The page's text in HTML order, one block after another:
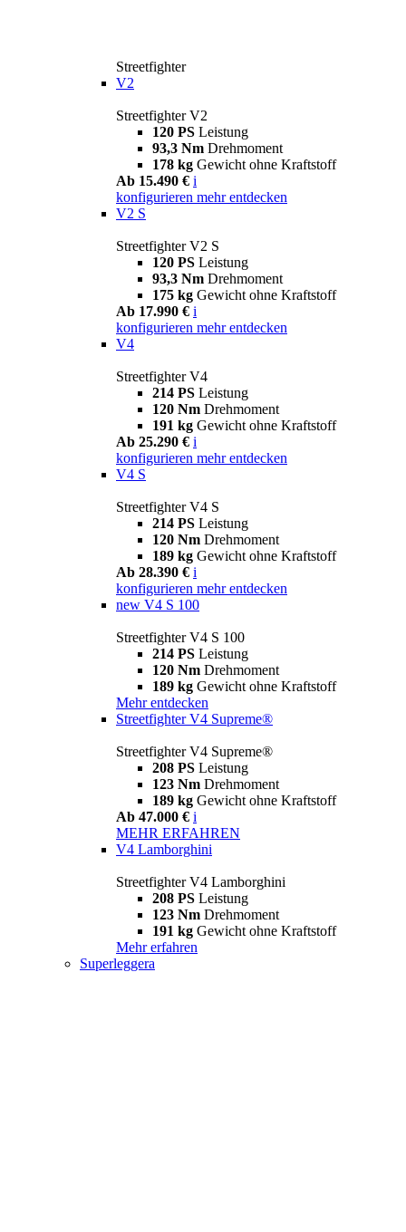
Streetfighter
V2
Streetfighter V2
120 PS Leistung
93,3 Nm Drehmoment
178 kg Gewicht ohne Kraftstoff
Ab 15.490 € i
konfigurieren mehr entdecken
V2 S
Streetfighter V2 S
120 PS Leistung
93,3 Nm Drehmoment
175 kg Gewicht ohne Kraftstoff
Ab 17.990 € i
konfigurieren mehr entdecken
V4
Streetfighter V4
214 PS Leistung
120 Nm Drehmoment
191 kg Gewicht ohne Kraftstoff
Ab 25.290 € i
konfigurieren mehr entdecken
V4 S
Streetfighter V4 S
214 PS Leistung
120 Nm Drehmoment
189 kg Gewicht ohne Kraftstoff
Ab 28.390 € i
konfigurieren mehr entdecken
new V4 S 100
Streetfighter V4 S 100
214 PS Leistung
120 Nm Drehmoment
189 kg Gewicht ohne Kraftstoff
Mehr entdecken
Streetfighter V4 Supreme®
Streetfighter V4 Supreme®
208 PS Leistung
123 Nm Drehmoment
189 kg Gewicht ohne Kraftstoff
Ab 47.000 € i
MEHR ERFAHREN
V4 Lamborghini
Streetfighter V4 Lamborghini
208 PS Leistung
123 Nm Drehmoment
191 kg Gewicht ohne Kraftstoff
Mehr erfahren
Superleggera